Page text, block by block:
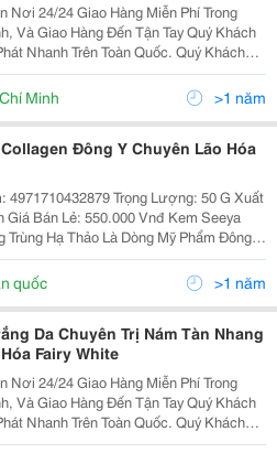
Hàng Miễn Phí Trong
Giao Hàng Đến Tận Tay Quý Khách
Trên Toàn Quốc. Quý Khách
Để Được Tư Vấn Và Báo Giá Tốt
Minh >1 năm
Đông Y Chuyên Lão Hóa
Trọng Lượng: 50 G Xuất
Trùng Hạ Thảo Là Dòng Mỹ Phẩm Đông Y
Hài Hòa Giữa Đông Y Cổ Truyền Và
Đại Đã Cho Ra Đời Một Dò
quốc >1 năm
Da Chuyên Trị Nám Tàn Nhang
Fairy White
Hàng Miễn Phí Trong
Giao Hàng Đến Tận Tay Quý Khách
Trên Toàn Quốc. Quý Khách
Để Được Tư Vấn Và Báo Giá Tốt